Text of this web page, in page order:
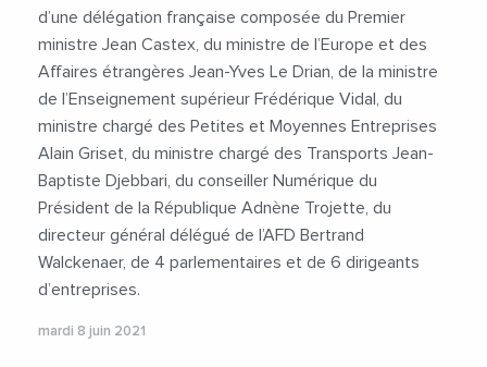
d’une délégation française composée du Premier
ministre Jean Castex, du ministre de l’Europe et des
Affaires étrangères Jean-Yves Le Drian, de la ministre
de l’Enseignement supérieur Frédérique Vidal, du
ministre chargé des Petites et Moyennes Entreprises
Alain Griset, du ministre chargé des Transports Jean-
Baptiste Djebbari, du conseiller Numérique du
Président de la République Adnène Trojette, du
directeur général délégué de l’AFD Bertrand
Walckenaer, de 4 parlementaires et de 6 dirigeants
d’entreprises.
mardi 8 juin 2021